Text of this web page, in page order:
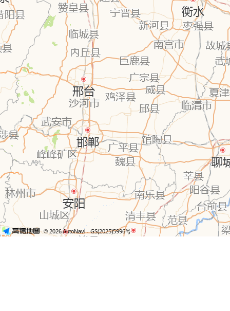
© 2026 AutoNavi- GS(2025)5996号